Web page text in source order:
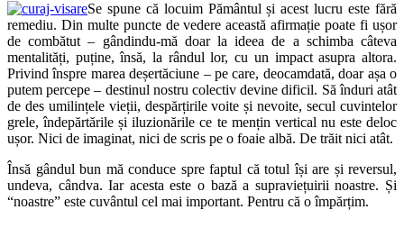
Se spune că locuim Pământul și acest lucru este fără
remediu. Din multe puncte de vedere această afirmație poate fi ușor
de combătut – gândindu-mă doar la ideea de a schimba câteva
mentalități, puține, însă, la rândul lor, cu un impact asupra altora.
Privind înspre marea deșertăciune – pe care, deocamdată, doar așa o
putem percepe – destinul nostru colectiv devine dificil. Să înduri atât
de des umilințele vieții, despărțirile voite și nevoite, secul cuvintelor
grele, îndepărtările și iluzionările ce te mențin vertical nu este deloc
ușor. Nici de imaginat, nici de scris pe o foaie albă. De trăit nici atât.
Însă gândul bun mă conduce spre faptul că totul își are și reversul,
undeva, cândva. Iar acesta este o bază a supraviețuirii noastre. Și
“noastre” este cuvântul cel mai important. Pentru că o împărțim.